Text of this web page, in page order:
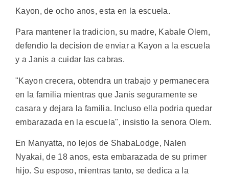
Kayon, de ocho anos, esta en la escuela.
Para mantener la tradicion, su madre, Kabale Olem,
defendio la decision de enviar a Kayon a la escuela
y a Janis a cuidar las cabras.
"Kayon crecera, obtendra un trabajo y permanecera
en la familia mientras que Janis seguramente se
casara y dejara la familia. Incluso ella podria quedar
embarazada en la escuela", insistio la senora Olem.
En Manyatta, no lejos de ShabaLodge, Nalen
Nyakai, de 18 anos, esta embarazada de su primer
hijo. Su esposo, mientras tanto, se dedica a la